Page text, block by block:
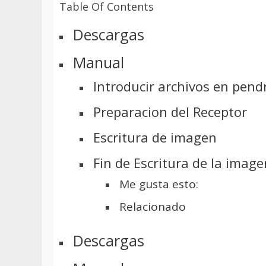
Table Of Contents
Descargas
Manual
Introducir archivos en
Preparacion del Receptor
Escritura de imagen
Fin de Escritura de la
Me gusta esto:
Relacionado
Descargas